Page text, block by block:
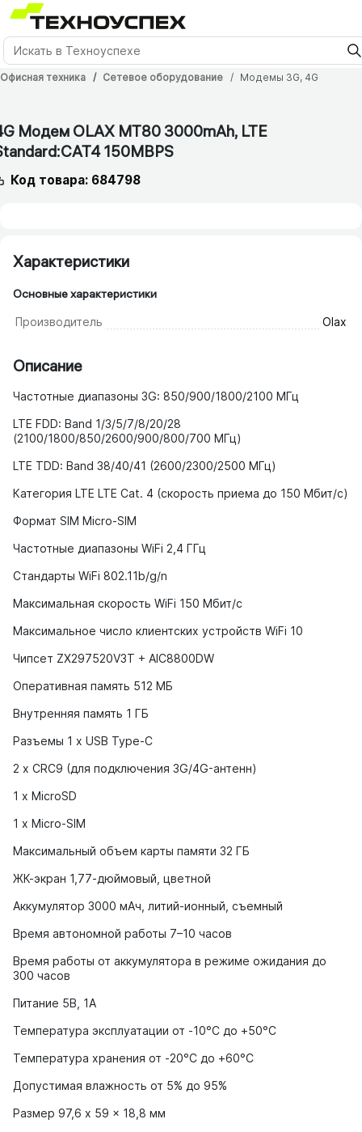
Офисная техника Сетевое оборудование Модемы 3G, 4G
Модем OLAX MT80 3000mAh, LTE
150MBPS
Код товара: 684798
Характеристики
Основные характеристики
Производитель Olax
Описание
Частотные диапазоны 3G: 850/900/1800/2100 МГц
LTE FDD: Band 1/3/5/7/8/20/28
(2100/1800/850/2600/900/800/700 МГц)
LTE TDD: Band 38/40/41 (2600/2300/2500 МГц)
Категория LTE LTE Cat. 4 (скорость приема до 150 Мбит/с)
Формат SIM Micro-SIM
Частотные диапазоны WiFi 2,4 ГГц
Стандарты WiFi 802.11b/g/n
Максимальная скорость WiFi 150 Мбит/с
Максимальное число клиентских устройств WiFi 10
Чипсет ZX297520V3T + AIC8800DW
Оперативная память 512 МБ
Внутренняя память 1 ГБ
Разъемы 1 x USB Type-C
2 x CRC9 (для подключения 3G/4G-антенн)
1 x MicroSD
1 x Micro-SIM
Максимальный объем карты памяти 32 ГБ
ЖК-экран 1,77-дюймовый, цветной
Аккумулятор 3000 мАч, литий-ионный, съемный
Время автономной работы 7–10 часов
Время работы от аккумулятора в режиме ожидания до
300 часов
Питание 5В, 1А
Температура эксплуатации от -10°С до +50°С
Температура хранения от -20°С до +60°С
Допустимая влажность от 5% до 95%
Размер 97,6 x 59 x 18,8 мм